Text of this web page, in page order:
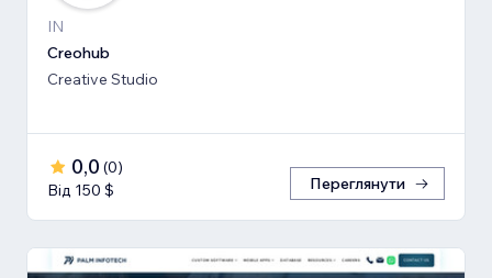
IN
Creohub
Creative Studio
0,0 (0)
Від 150 $
Переглянути